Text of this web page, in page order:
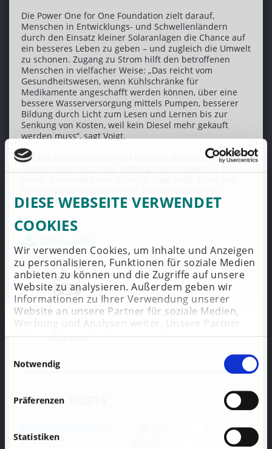
DIESE WEBSEITE VERWENDET
COOKIES
Wir verwenden Cookies, um Inhalte und Anzeigen
zu personalisieren, Funktionen für soziale Medien
anbieten zu können und die Zugriffe auf unsere
Website zu analysieren. Außerdem geben wir
Informationen zu Ihrer Verwendung unserer
Website an unsere Partner für soziale Medien,
Werbung und Analysen weiter. Unsere Partner
führen diese Informationen möglicherweise mit
bereitgestellt haben oder die sie im Rahmen Ihrer
Nutzung der Dienste gesammelt haben.
Notwendig
Präferenzen
Statistiken
Die Power One for One Foundation zielt darauf,
Menschen in Entwicklungs- und Schwellenländern
durch den Einsatz kleiner Solaranlagen die Chance auf
ein besseres Leben zu geben – und zugleich die Umwelt
zu schonen. Zugang zu Strom hilft den betroffenen
Menschen in vielfacher Weise: „Das reicht vom
Gesundheitswesen, wenn Kühlschränke für
Medikamente angeschafft werden können, über eine
bessere Wasserversorgung mittels Pumpen, besserer
Bildung durch Licht zum Lesen und Lernen bis zur
Senkung von Kosten, weil kein Diesel mehr gekauft
werden muss“, sagt Voigt.
AREAM spendet selbst und ermutigt dazu auch andere.
Projekte weitergeführt und ausgebaut.
AREAM_-_Nachhaltigk
eit_ist_mehr_als_ein_S
iegel.pdf
(0,18 MB)
RECENT